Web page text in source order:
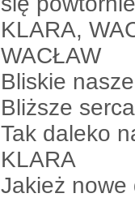
KLARA,
WACŁAW
Bliskie
Bliższe
Tak daleko
KLARA
Jakież nowe